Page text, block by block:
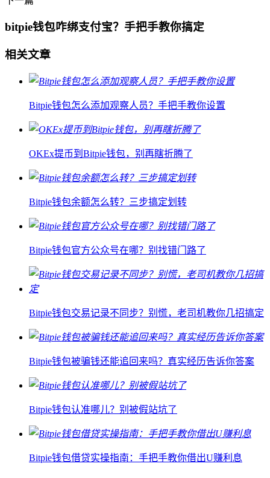
bitpie钱包咋绑支付宝？手把手教你搞定
相关文章
Bitpie钱包怎么添加观察人员？手把手教你设置
OKEx提币到Bitpie钱包，别再瞎折腾了
Bitpie钱包余额怎么转？三步搞定划转
Bitpie钱包官方公众号在哪？别找错门路了
Bitpie钱包交易记录不同步？别慌，老司机教你几招搞定
Bitpie钱包被骗钱还能追回来吗？真实经历告诉你答案
Bitpie钱包认准哪儿？别被假站坑了
Bitpie钱包借贷实操指南：手把手教你借出U赚利息